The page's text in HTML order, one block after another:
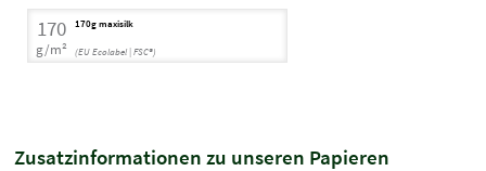
170
g/m²
170g maxisilk
(EU Ecolabel | FSC®)
Zusatzinformationen zu unseren Papieren